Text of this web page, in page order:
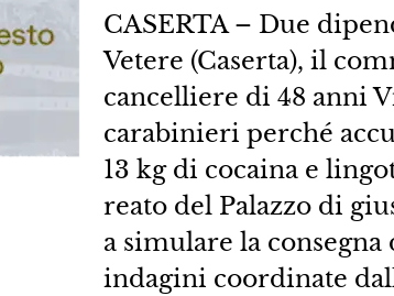
CASERTA – Due
Vetere (Caserta), il
cancelliere di 48 anni
carabinieri perché
13 kg di cocaina e
reato del Palazzo di
a simulare la
indagini coordinate